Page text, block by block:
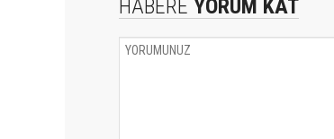
HABERE YORUM KAT